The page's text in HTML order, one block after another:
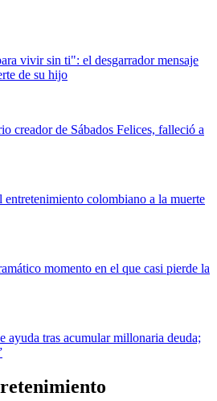
vivir sin ti": el desgarrador mensaje
de su hijo
creador de Sábados Felices, falleció a
colombiano a la muerte
momento en el que casi pierde la
ayuda tras acumular millonaria deuda;